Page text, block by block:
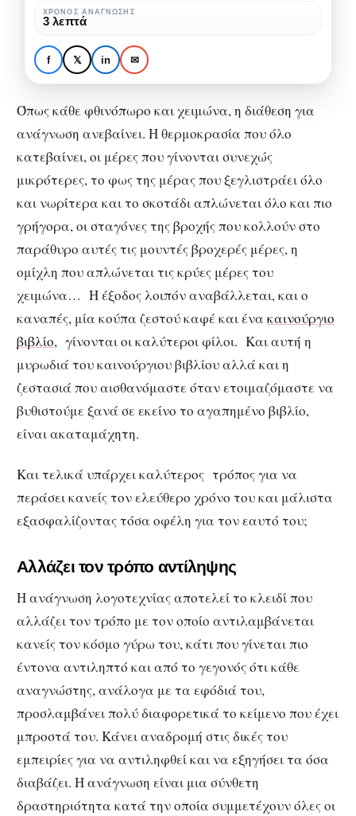
Ανάγνωση, καφές και
ένα καλό βιβλίο
καλό
βιβλίο
ΧΡΌΝΟΣ ΑΝΆΓΝΩΣΗΣ
3 λεπτά
f 𝕏 in ✉
Όπως κάθε φθινόπωρο και χειμώνα, η διάθεση για
ανάγνωση ανεβαίνει. Η θερμοκρασία που όλο
κατεβαίνει, οι μέρες που γίνονται συνεχώς
μικρότερες, το φως της μέρας που ξεγλιστράει όλο
και νωρίτερα και το σκοτάδι απλώνεται όλο και πιο
γρήγορα, οι σταγόνες της βροχής που κολλούν στο
παράθυρο αυτές τις μουντές βροχερές μέρες, η
ομίχλη που απλώνεται τις κρύες μέρες του
χειμώνα… Η έξοδος λοιπόν αναβάλλεται, και ο
καναπές, μία κούπα ζεστού καφέ και ένα καινούργιο
βιβλίο, γίνονται οι καλύτεροι φίλοι. Και αυτή η
μυρωδιά του καινούργιου βιβλίου αλλά και η
ζεστασιά που αισθανόμαστε όταν ετοιμαζόμαστε να
βυθιστούμε ξανά σε εκείνο το αγαπημένο βιβλίο,
είναι ακαταμάχητη.
Και τελικά υπάρχει καλύτερος τρόπος για να
περάσει κανείς τον ελεύθερο χρόνο του και μάλιστα
εξασφαλίζοντας τόσα οφέλη για τον εαυτό του;
Αλλάζει τον τρόπο αντίληψης
Η ανάγνωση λογοτεχνίας αποτελεί το κλειδί που
αλλάζει τον τρόπο με τον οποίο αντιλαμβάνεται
κανείς τον κόσμο γύρω του, κάτι που γίνεται πιο
έντονα αντιληπτό και από το γεγονός ότι κάθε
αναγνώστης, ανάλογα με τα εφόδιά του,
προσλαμβάνει πολύ διαφορετικά το κείμενο που έχει
μπροστά του. Κάνει αναδρομή στις δικές του
εμπειρίες για να αντιληφθεί και να εξηγήσει τα όσα
διαβάζει. Η ανάγνωση είναι μια σύνθετη
δραστηριότητα κατά την οποία συμμετέχουν όλες οι